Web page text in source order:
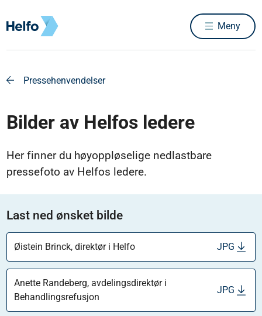
Meny
Pressehenvendelser
Bilder av Helfos ledere
Her finner du høyoppløselige nedlastbare
pressefoto av Helfos ledere.
Last ned ønsket bilde
Øistein Brinck, direktør i Helfo JPG
Anette Randeberg, avdelingsdirektør i
Behandlingsrefusjon
JPG